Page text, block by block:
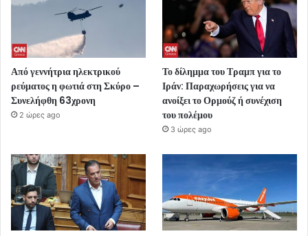
Από γεννήτρια ηλεκτρικού
ρεύματος η φωτιά στη Σκύρο –
Συνελήφθη 63χρονη
2 ώρες ago
Το δίλημμα του Τραμπ για το
Ιράν: Παραχωρήσεις για να
ανοίξει το Ορμούζ ή συνέχιση
του πολέμου
3 ώρες ago